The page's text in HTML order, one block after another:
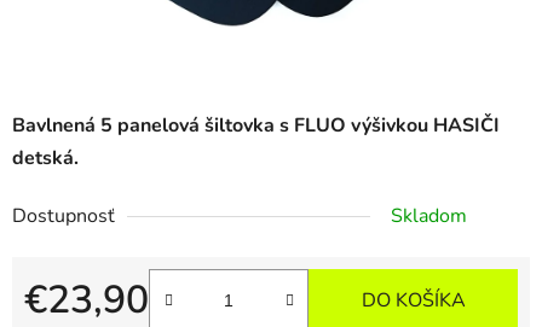
Bavlnená 5 panelová šiltovka s FLUO výšivkou HASIČI
detská.
Dostupnosť Skladom
€23,90 DO KOŠÍKA